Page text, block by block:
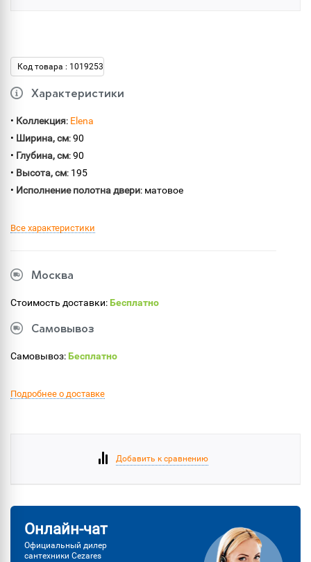
Код товара : 1019253
Характеристики
• Коллекция: Elena
• Ширина, см: 90
• Глубина, см: 90
• Высота, см: 195
• Исполнение полотна двери: матовое
Все характеристики
Москва
Стоимость доставки:Бесплатно
Самовывоз
Самовывоз:Бесплатно
Подробнее о доставке
Добавить к сравнению
Онлайн-чат
Официальный дилер
сантехники Cezares